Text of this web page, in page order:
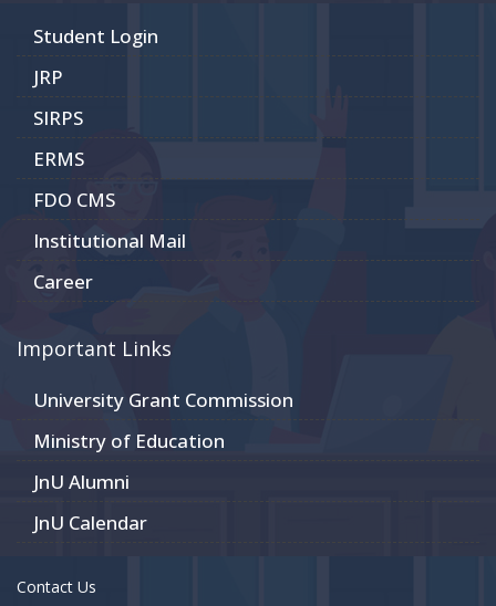
Student Login
JRP
SIRPS
ERMS
FDO CMS
Institutional Mail
Career
Important Links
University Grant Commission
Ministry of Education
JnU Alumni
JnU Calendar
Contact Us